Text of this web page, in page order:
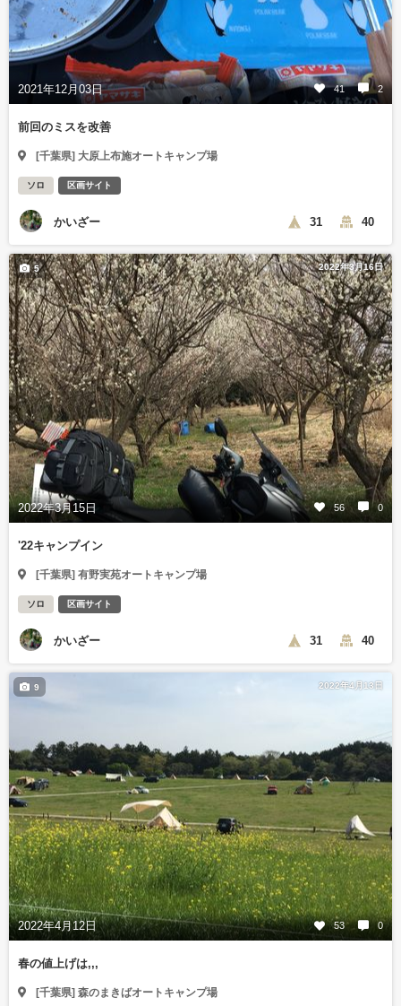
2021年12月03日 41 2
前回のミスを改善
[千葉県] 大原上布施オートキャンプ場
ソロ 区画サイト
かいざー 31 40
2022年3月16日
2022年3月15日 56 0
5
'22キャンプイン
[千葉県] 有野実苑オートキャンプ場
ソロ 区画サイト
かいざー 31 40
2022年4月13日
2022年4月12日 53 0
9
春の値上げは,,,
[千葉県] 森のまきばオートキャンプ場